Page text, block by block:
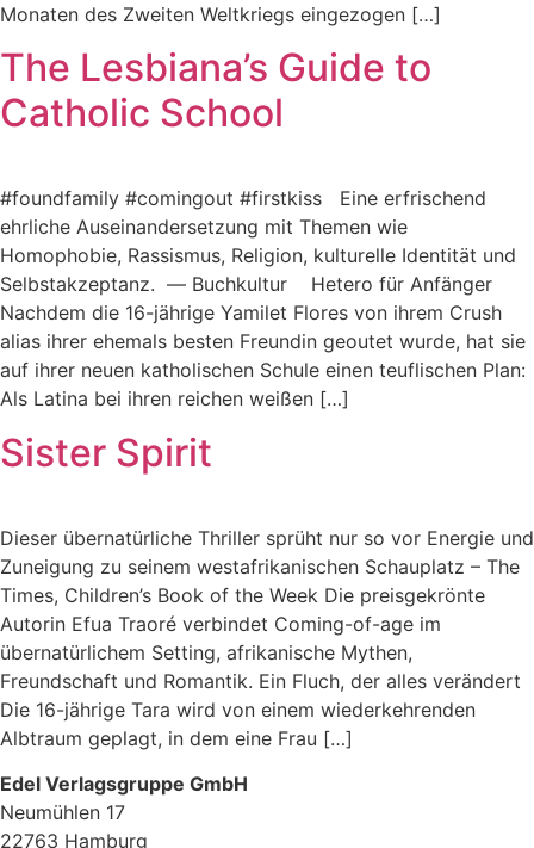
Monaten des Zweiten Weltkriegs eingezogen […]
The Lesbiana’s Guide to
Catholic School
#foundfamily #comingout #firstkiss Eine erfrischend
ehrliche Auseinandersetzung mit Themen wie
Homophobie, Rassismus, Religion, kulturelle Identität und
Selbstakzeptanz. ― Buchkultur Hetero für Anfänger
Nachdem die 16-jährige Yamilet Flores von ihrem Crush
alias ihrer ehemals besten Freundin geoutet wurde, hat sie
auf ihrer neuen katholischen Schule einen teuflischen Plan:
Als Latina bei ihren reichen weißen […]
Sister Spirit
Dieser übernatürliche Thriller sprüht nur so vor Energie und
Zuneigung zu seinem westafrikanischen Schauplatz – The
Times, Children’s Book of the Week Die preisgekrönte
Autorin Efua Traoré verbindet Coming-of-age im
übernatürlichem Setting, afrikanische Mythen,
Freundschaft und Romantik. Ein Fluch, der alles verändert
Die 16-jährige Tara wird von einem wiederkehrenden
Albtraum geplagt, in dem eine Frau […]
Edel Verlagsgruppe GmbH
Neumühlen 17
22763 Hamburg